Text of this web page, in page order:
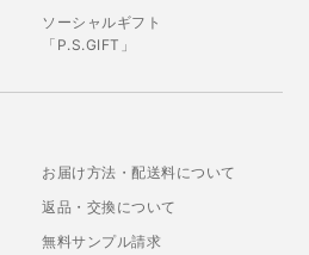
ソーシャルギフト
「P.S.GIFT」
お届け方法・配送料について
返品・交換について
無料サンプル請求